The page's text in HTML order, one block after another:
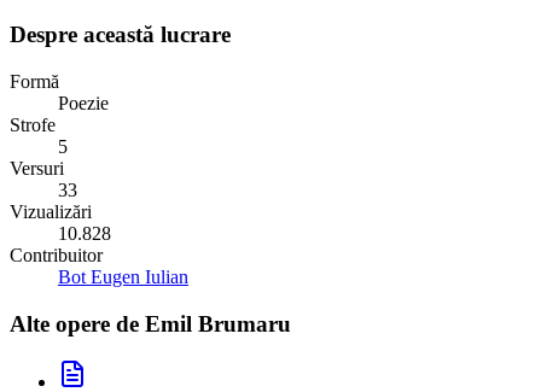
Despre această lucrare
Formă
Poezie
Strofe
5
Versuri
33
Vizualizări
10.828
Contribuitor
Bot Eugen Iulian
Alte opere de Emil Brumaru